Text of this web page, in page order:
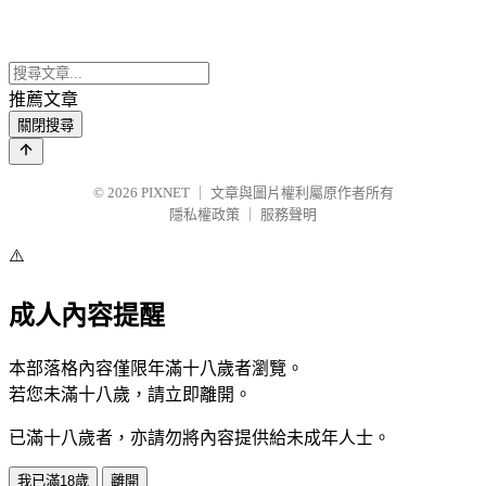
推薦文章
關閉搜尋
© 2026 PIXNET
文章與圖片權利屬原作者所有
隱私權政策
服務聲明
⚠️
成人內容提醒
本部落格內容僅限年滿十八歲者瀏覽。
若您未滿十八歲，請立即離開。
已滿十八歲者，亦請勿將內容提供給未成年人士。
我已滿18歲 離開